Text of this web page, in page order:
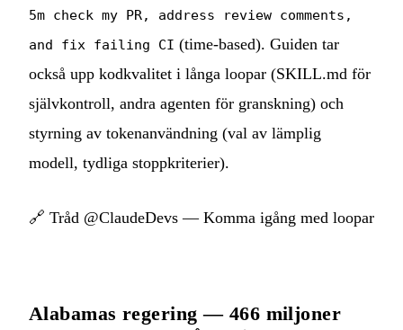
5m check my PR, address review comments,
and fix failing CI (time-based). Guiden tar
också upp kodkvalitet i långa loopar (SKILL.md för
självkontroll, andra agenten för granskning) och
styrning av tokenanvändning (val av lämplig
modell, tydliga stoppkriterier).
🔗 Tråd @ClaudeDevs — Komma igång med loopar
Alabamas regering — 466 miljoner